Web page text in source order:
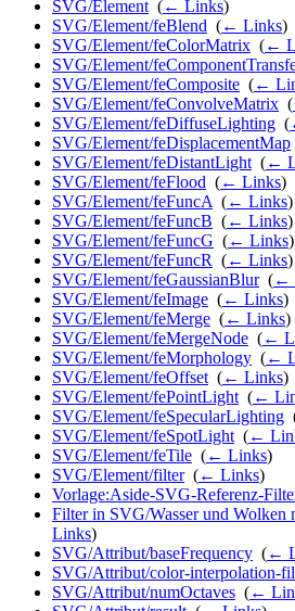
SVG/Element (← Links)
SVG/Element/feBlend (← Links)
SVG/Element/feColorMatrix (←
SVG/Element/
SVG/Element/feComposite (←
SVG/Element/feConvolveMatrix (
SVG/Element/feDiffuseLighting (
SVG/Element/feDisplacementMap
SVG/Element/feDistantLight (←
SVG/Element/feFlood (← Links)
SVG/Element/feFuncA (← Links)
SVG/Element/feFuncB (← Links)
SVG/Element/feFuncG (← Links)
SVG/Element/feFuncR (← Links)
SVG/Element/feGaussianBlur‎ (←
SVG/Element/feImage (← Links)
SVG/Element/feMerge (← Links)
SVG/Element/feMergeNode (←
SVG/Element/feMorphology (←
SVG/Element/feOffset (← Links)
SVG/Element/fePointLight (←
SVG/Element/feSpecularLighting
SVG/Element/feSpotLight (←
SVG/Element/feTile (← Links)
SVG/Element/filter‎ (← Links)
Vorlage:Aside-SVG-Referenz-
Filter in SVG/Wasser und Wolken
Links)
SVG/Attribut/baseFrequency (←
SVG/Attribut/color-interpolation-
SVG/Attribut/numOctaves (←